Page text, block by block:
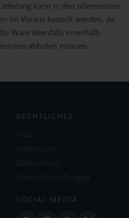
kann in den allermeisten
im Voraus bestellt werden, da
Ware ebenfalls innerhalb
abholen müssen.
RECHTLICHES
SOCIAL MEDIA